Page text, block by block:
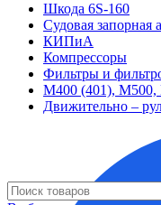
Шкода 6S-160
Судовая запорная
КИПиА
Компрессоры
Фильтры и
М400 (401), М500,
Движительно –